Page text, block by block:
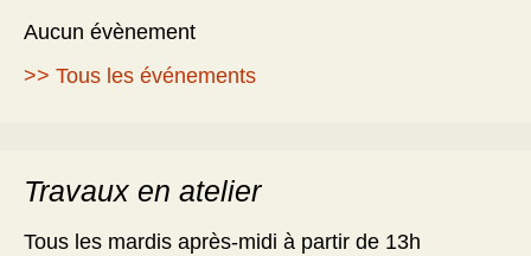
Aucun évènement
>> Tous les événements
Travaux en atelier
Tous les mardis après-midi à partir de 13h